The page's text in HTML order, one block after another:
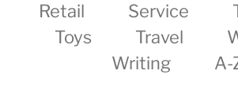
Retail
Service
Toys
Travel
Writing
A-